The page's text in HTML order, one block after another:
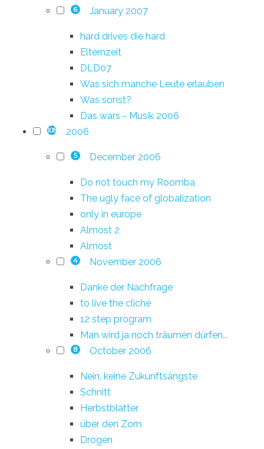
6 January 2007
hard drives die hard
Elternzeit
DLD07
Was sich manche Leute erlauben
Was sonst?
Das wars - Musik 2006
108 2006
5 December 2006
Do not touch my Roomba
The ugly face of globalization
only in europe
Almost 2
Almost
4 November 2006
Danke der Nachfrage
to live the cliché
12 step program
Man wird ja noch träumen dürfen...
8 October 2006
Nein, keine Zukunftsängste
Schnitt
Herbstblätter
über den Zorn
Drogen